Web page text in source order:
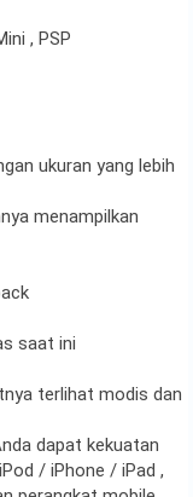
, PSP
ukuran yang lebih
menampilkan
saat ini
terlihat modis dan
dapat kekuatan
/ iPhone / iPad ,